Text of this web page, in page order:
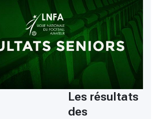
Les résultats
des